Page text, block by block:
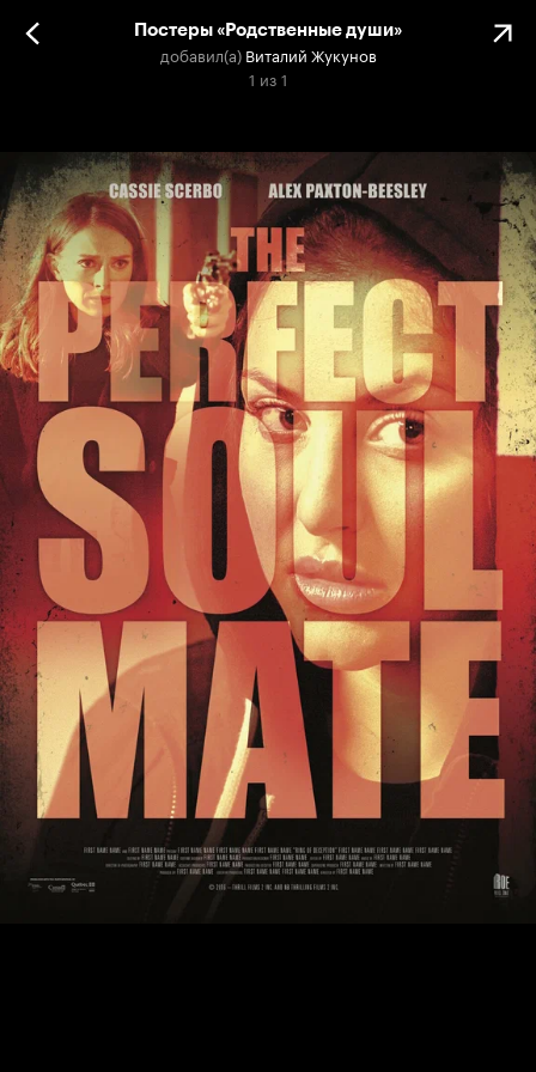
Постеры «Родственные души»
добавил(а) Виталий Жукунов
1 из 1